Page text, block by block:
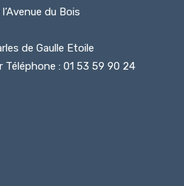
du Bois
de Gaulle Etoile
Téléphone : 01 53 59 90 24